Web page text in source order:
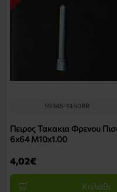
59345-1460RR
Πειρος Τακακια Φρενου
6x64 M10x1.00
4,02€
Καλάθι